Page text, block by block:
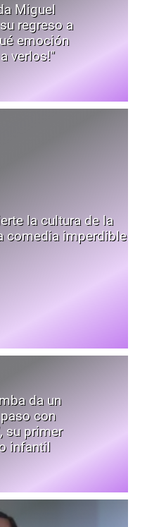
Miguel
regreso a
emoción
verlos!"
la cultura de la
comedia imperdible
da un
con
su primer
infantil